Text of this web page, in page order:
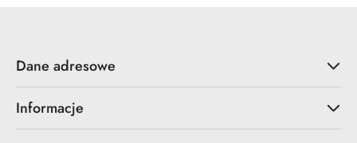
Dane adresowe
Informacje